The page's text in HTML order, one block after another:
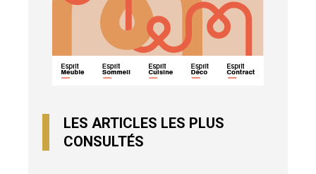
LES ARTICLES LES PLUS
CONSULTÉS